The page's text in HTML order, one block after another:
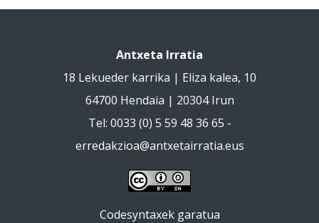
Antxeta Irratia
18 Lekueder karrika | Eliza kalea, 10
64700 Hendaia | 20304 Irun
Tel: 0033 (0) 5 59 48 36 65 -
erredakzioa@antxetairratia.eus
Codesyntaxek garatua